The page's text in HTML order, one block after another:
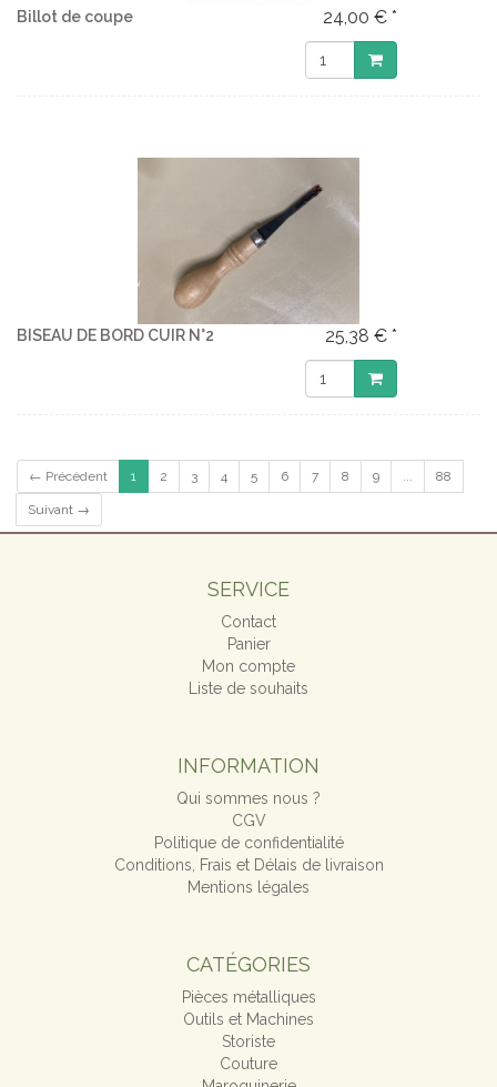
Billot de coupe 24,00 € *
BISEAU DE BORD CUIR N°2 25,38 € *
← Précédent 1 2 3 4 5 6 7 8 9 ... 88
Suivant →
SERVICE
Contact
Panier
Mon compte
Liste de souhaits
INFORMATION
Qui sommes nous ?
CGV
Politique de confidentialité
Conditions, Frais et Délais de livraison
Mentions légales
CATÉGORIES
Pièces métalliques
Outils et Machines
Storiste
Couture